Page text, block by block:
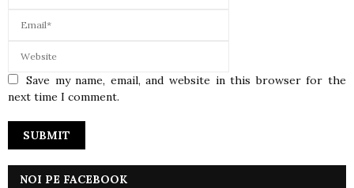
Save my name, email, and website in this browser for the
next time I comment.
NOI PE FACEBOOK